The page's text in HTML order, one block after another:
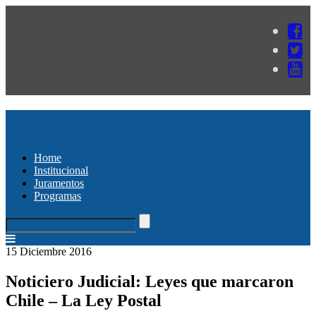
Home
Institucional
Juramentos
Programas
15 Diciembre 2016
Noticiero Judicial: Leyes que marcaron
Chile – La Ley Postal